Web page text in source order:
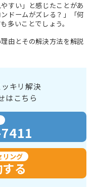
すい」と感じたことがあ
ドームがズレる？」「何
多いことでしょう。
由とその解決方法を解説
キリ解決
はこちら
リング
る